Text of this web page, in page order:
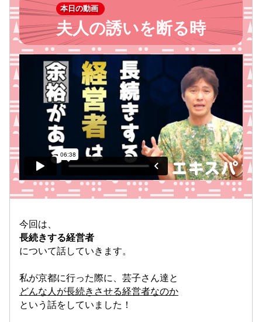
本日の動画
夫人の誘いを断る時
今回は、
長続きする経営者
について話していきます。
私が京都に行った際に、芸子さん達と
どんな人が長続きさせる経営者なのか
という話をしていました！